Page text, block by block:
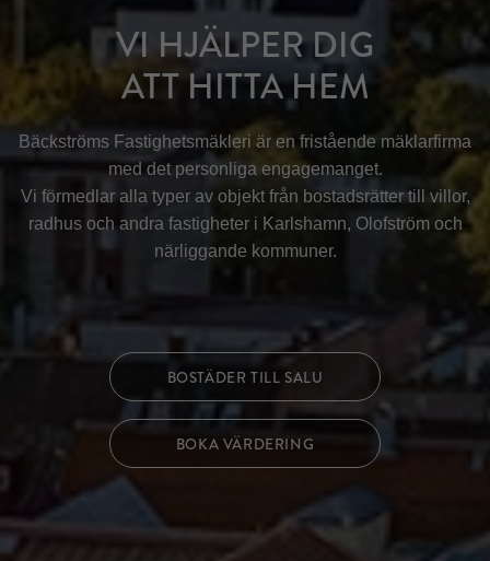
VI HJÄLPER DIG
ATT HITTA HEM
Bäckströms Fastighetsmäkleri är en fristående mäklarfirma
med det personliga engagemanget.
Vi förmedlar alla typer av objekt från bostadsrätter till villor,
radhus och andra fastigheter i Karlshamn, Olofström och
närliggande kommuner.
BOSTÄDER TILL SALU
BOKA VÄRDERING